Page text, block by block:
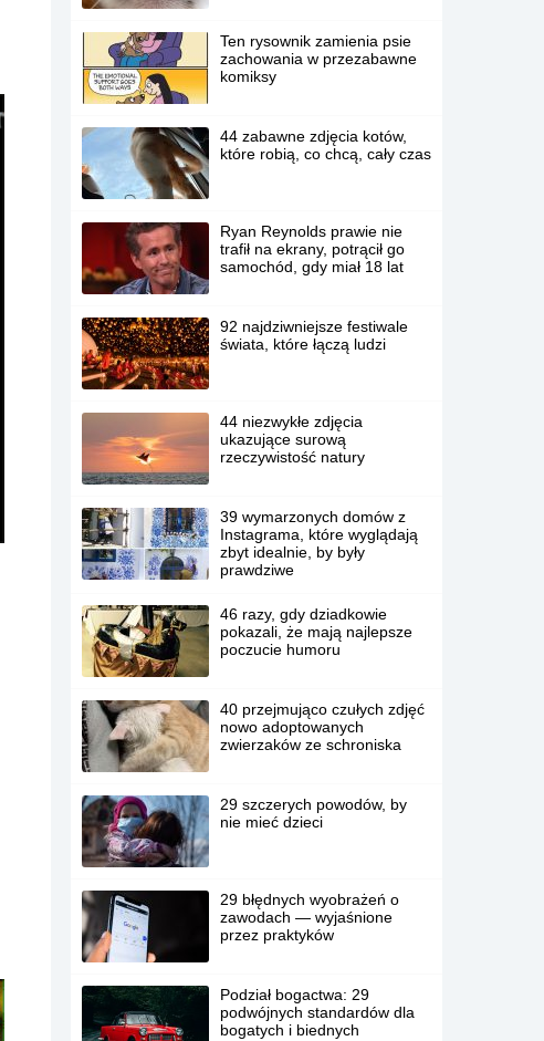
Ten rysownik zamienia psie
zachowania w przezabawne
komiksy
44 zabawne zdjęcia kotów,
które robią, co chcą, cały czas
Ryan Reynolds prawie nie
trafił na ekrany, potrącił go
samochód, gdy miał 18 lat
92 najdziwniejsze festiwale
świata, które łączą ludzi
44 niezwykłe zdjęcia
ukazujące surową
rzeczywistość natury
39 wymarzonych domów z
Instagrama, które wyglądają
zbyt idealnie, by były
prawdziwe
46 razy, gdy dziadkowie
pokazali, że mają najlepsze
poczucie humoru
40 przejmująco czułych zdjęć
nowo adoptowanych
zwierzaków ze schroniska
29 szczerych powodów, by
nie mieć dzieci
29 błędnych wyobrażeń o
zawodach — wyjaśnione
przez praktyków
Podział bogactwa: 29
podwójnych standardów dla
bogatych i biednych